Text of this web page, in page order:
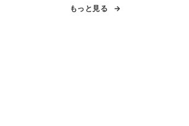
もっと見る